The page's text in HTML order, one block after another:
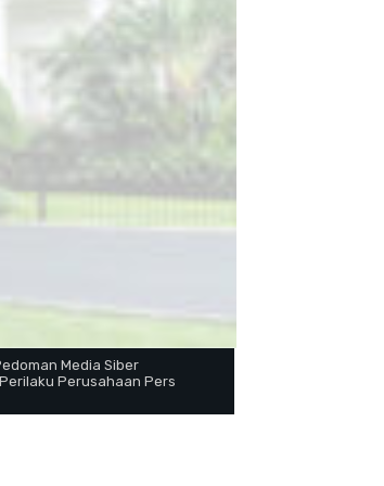
Media Siber
Perusahaan Pers